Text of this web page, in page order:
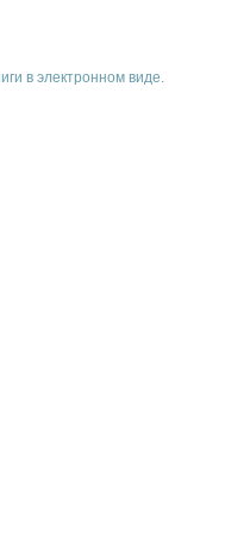
в электронном виде.